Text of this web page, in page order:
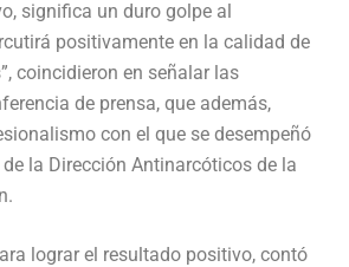
significa un duro golpe al
positivamente en la calidad de
coincidieron en señalar las
de prensa, que además,
con el que se desempeñó
la Dirección Antinarcóticos de la
lograr el resultado positivo, contó